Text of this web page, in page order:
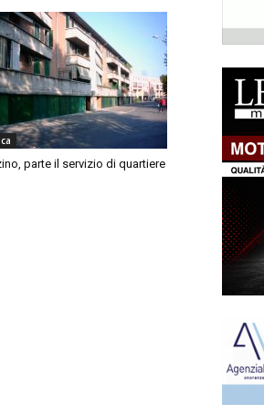
parte il servizio di quartiere